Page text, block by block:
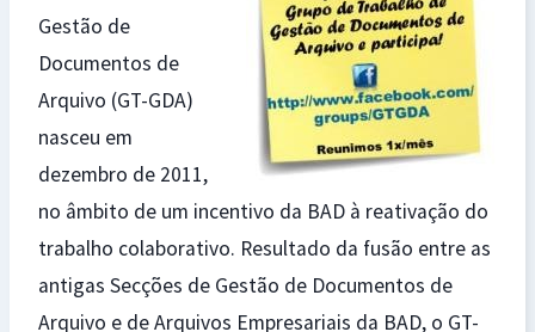
Gestão de
Documentos de
Arquivo (GT-GDA)
nasceu em
dezembro de 2011,
no âmbito de um incentivo da BAD à reativação do
trabalho colaborativo. Resultado da fusão entre as
antigas Secções de Gestão de Documentos de
Arquivo e de Arquivos Empresariais da BAD, o GT-